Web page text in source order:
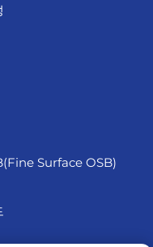
Surface OSB)